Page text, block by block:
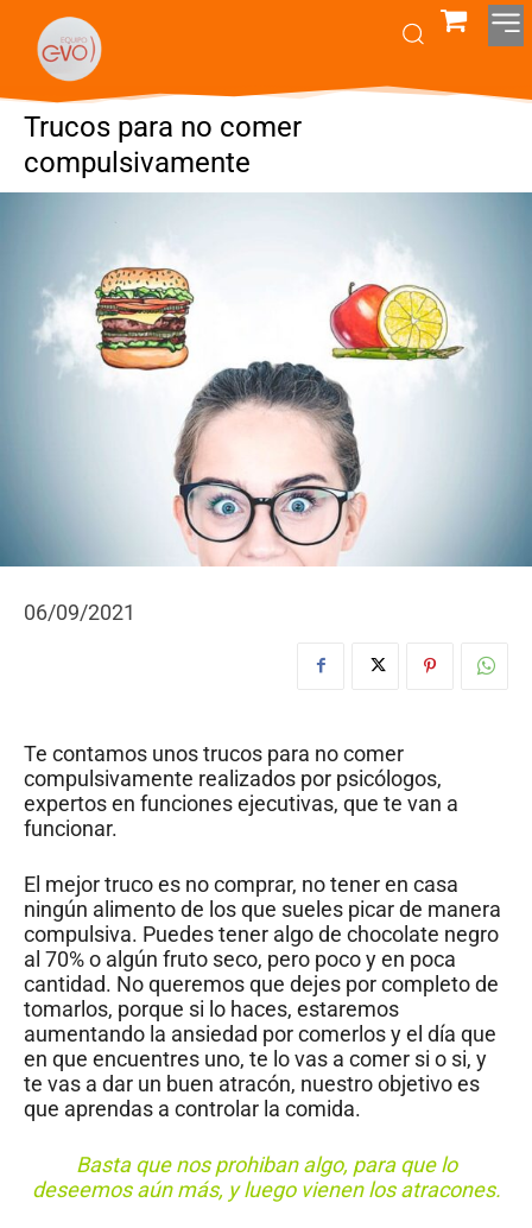
Trucos para no comer
compulsivamente
06/09/2021
Te contamos unos trucos para no comer
compulsivamente realizados por psicólogos,
expertos en funciones ejecutivas, que te van a
funcionar.
El mejor truco es no comprar, no tener en casa
ningún alimento de los que sueles picar de manera
compulsiva. Puedes tener algo de chocolate negro
al 70% o algún fruto seco, pero poco y en poca
cantidad. No queremos que dejes por completo de
tomarlos, porque si lo haces, estaremos
aumentando la ansiedad por comerlos y el día que
en que encuentres uno, te lo vas a comer si o si, y
te vas a dar un buen atracón, nuestro objetivo es
que aprendas a controlar la comida.
Basta que nos prohiban algo, para que lo
deseemos aún más, y luego vienen los atracones.